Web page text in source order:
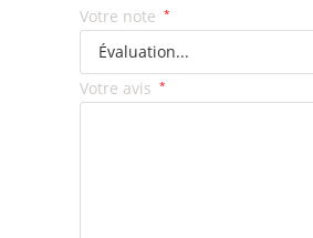
Votre note *
Votre avis *